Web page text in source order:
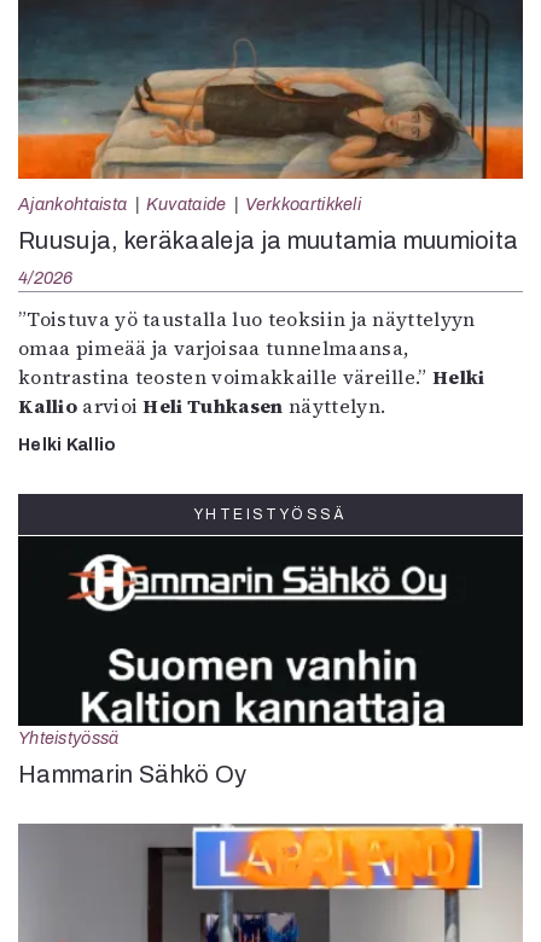
Ajankohtaista Kuvataide Verkkoartikkeli
Ruusuja, keräkaaleja ja muutamia muumioita
4/2026
”Toistuva yö taustalla luo teoksiin ja näyttelyyn
omaa pimeää ja varjoisaa tunnelmaansa,
kontrastina teosten voimakkaille väreille.”Helki
KallioarvioiHeli Tuhkasen näyttelyn.
Helki Kallio
YHTEISTYÖSSÄ
Yhteistyössä
Hammarin Sähkö Oy